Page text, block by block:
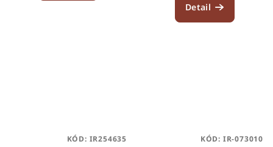
Detail
KÓD: IR254635 KÓD: IR-073010